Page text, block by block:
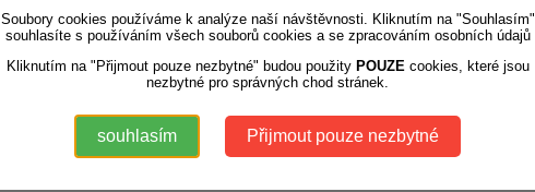
Soubory cookies používáme k analýze naší návštěvnosti. Kliknutím na "Souhlasím"
souhlasíte s používáním všech souborů cookies a se zpracováním osobních údajů
Kliknutím na "Přijmout pouze nezbytné" budou použity POUZE cookies, které jsou
nezbytné pro správných chod stránek.
souhlasím Přijmout pouze nezbytné